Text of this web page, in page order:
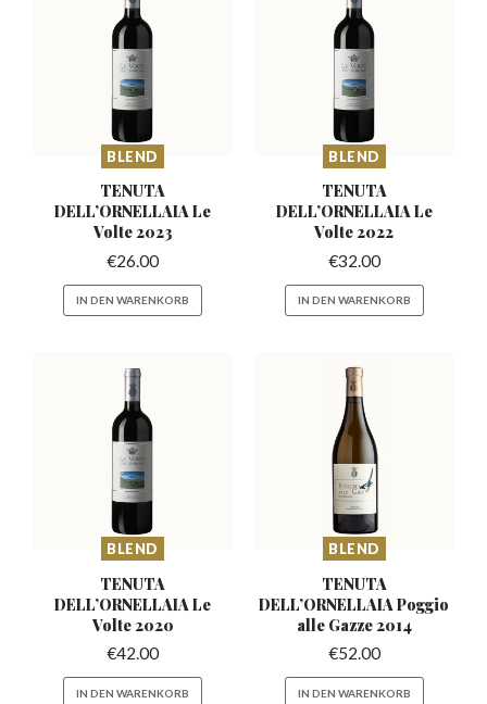
BLEND
TENUTA
DELL’ORNELLAIALe
Volte 2023
€26.00
IN DEN WARENKORB
BLEND
TENUTA
DELL’ORNELLAIA Le
Volte 2022
€32.00
IN DEN WARENKORB
BLEND
TENUTA
DELL’ORNELLAIALe
Volte 2020
€42.00
IN DEN WARENKORB
BLEND
TENUTA
DELL’ORNELLAIAPoggio
alle Gazze 2014
€52.00
IN DEN WARENKORB